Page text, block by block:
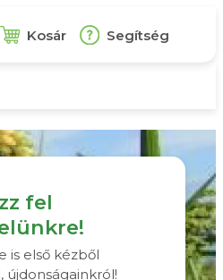
Kosár Segítség
fel
is első kézből
újdonságainkról!